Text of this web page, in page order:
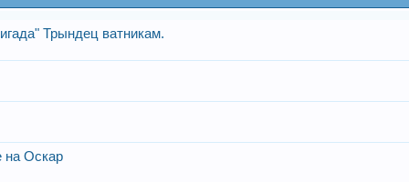
Трындец ватникам.
Оскар